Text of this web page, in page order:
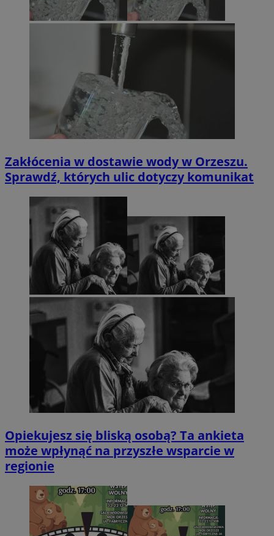
Zakłócenia w dostawie wody w Orzeszu.
Sprawdź, których ulic dotyczy komunikat
Opiekujesz się bliską osobą? Ta ankieta
może wpłynąć na przyszłe wsparcie w
regionie